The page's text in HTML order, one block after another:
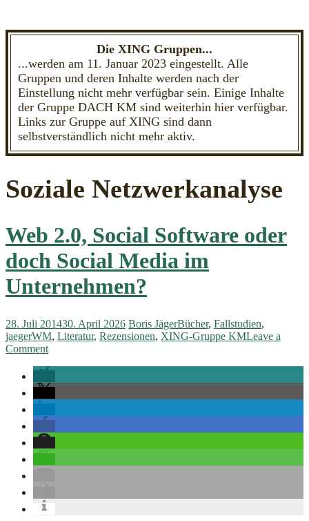
Die XING Gruppen...
...werden am 11. Januar 2023 eingestellt. Alle
Gruppen und deren Inhalte werden nach der
Einstellung nicht mehr verfügbar sein. Einige Inhalte
der Gruppe DACH KM sind weiterhin hier verfügbar.
Links zur Gruppe auf XING sind dann
selbstverständlich nicht mehr aktiv.
Soziale Netzwerkanalyse
Web 2.0, Social Software oder
doch Social Media im
Unternehmen?
28. Juli 201430. April 2026 Boris JägerBücher, Fallstudien,
jaegerWM, Literatur, Rezensionen, XING-Gruppe KMLeave a
Commenton
2.0,
Social
Software
doch
Social
Media